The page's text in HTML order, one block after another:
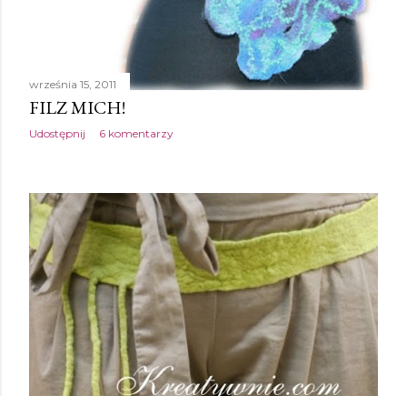
września 15, 2011
FILZ MICH!
Udostępnij 6 komentarzy